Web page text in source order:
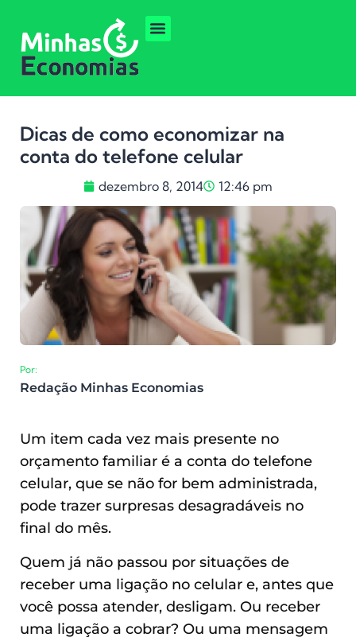
Dicas de como economizar na
conta do telefone celular
dezembro 8, 2014 12:46 pm
Por:
Redação Minhas Economias
Um item cada vez mais presente no
orçamento familiar é a conta do telefone
celular, que se não for bem administrada,
pode trazer surpresas desagradáveis no
final do mês.
Quem já não passou por situações de
receber uma ligação no celular e, antes que
você possa atender, desligam. Ou receber
uma ligação a cobrar? Ou uma mensagem